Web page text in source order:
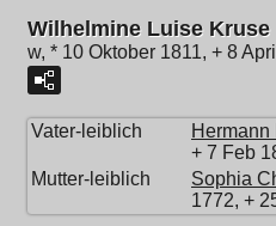
Wilhelmine Luise Kruse
w, * 10 Oktober 1811, + 8
Vater-leiblich Hermann
+ 7 Feb
Mutter-leiblich
Sophia
1772, +